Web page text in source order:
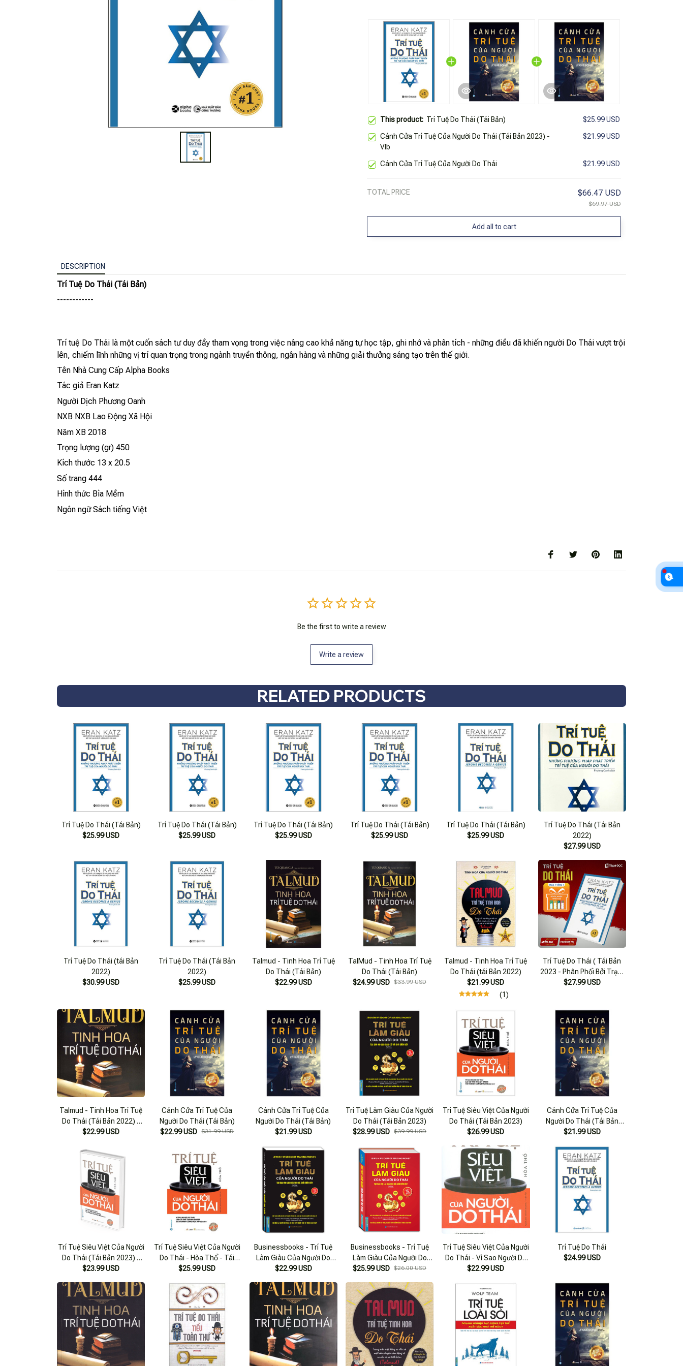
This product: Trí Tuệ Do Thái (Tái Bản) $25.99 USD
Cánh Cửa Trí Tuệ Của Người Do Thái (Tái Bản 2023) -
Vlb
$21.99 USD
Cánh Cửa Trí Tuệ Của Người Do Thái $21.99 USD
TOTAL PRICE $66.47 USD
$69.97 USD
Add all to cart
DESCRIPTION
Trí Tuệ Do Thái (Tái Bản)
------------
Trí tuệ Do Thái là một cuốn sách tư duy đầy tham vọng trong việc nâng cao khả năng tự học tập, ghi nhớ và phân tích - những điều đã khiến người Do Thái vượt trội
lên, chiếm lĩnh những vị trí quan trọng trong ngành truyền thông, ngân hàng và những giải thưởng sáng tạo trên thế giới.
Tên Nhà Cung Cấp Alpha Books
Tác giả Eran Katz
Người Dịch Phương Oanh
NXB NXB Lao Động Xã Hội
Năm XB 2018
Trọng lượng (gr) 450
Kích thước 13 x 20.5
Số trang 444
Hình thức Bìa Mềm
Ngôn ngữ Sách tiếng Việt
Be the first to write a review
Write a review
RELATED PRODUCTS
Trí Tuệ Do Thái (Tái Bản)
$25.99 USD
Trí Tuệ Do Thái (Tái Bản)
$25.99 USD
Trí Tuệ Do Thái (Tái Bản)
$25.99 USD
Trí Tuệ Do Thái (Tái Bản)
$25.99 USD
Trí Tuệ Do Thái (Tái Bản)
$25.99 USD
Trí Tuệ Do Thái (Tái Bản
2022)
$27.99 USD
Trí Tuệ Do Thái (tái Bản
2022)
$30.99 USD
Trí Tuệ Do Thái (Tái Bản
2022)
$25.99 USD
Talmud - Tinh Hoa Trí Tuệ
Do Thái (Tái Bản)
$22.99 USD
TalMud - Tinh Hoa Trí Tuệ
Do Thái (Tái Bản)
$24.99 USD $33.99 USD
Talmud - Tinh Hoa Trí Tuệ
Do Thái (tái Bản 2022)
$21.99 USD
(1)
Trí Tuệ Do Thái ( Tái Bản
2023 - Phân Phối Bởi Trạm
Đọc )
$27.99 USD
Talmud - Tinh Hoa Trí Tuệ
Do Thái (Tái Bản 2022) -
Từ Quang Á - Tiến Thành &
$22.99 USD
Cánh Cửa Trí Tuệ Của
Người Do Thái (Tái Bản)
$22.99 USD
$31.99 USD
Cánh Cửa Trí Tuệ Của
Người Do Thái (Tái Bản)
$21.99 USD
Trí Tuệ Làm Giàu Của Người
Do Thái (Tái Bản 2023)
$28.99 USD $39.99 USD
Trí Tuệ Siêu Việt Của Người
Do Thái (Tái Bản 2023)
$26.99 USD
Cánh Cửa Trí Tuệ Của
Người Do Thái (Tái Bản
2023) - Vlb
$21.99 USD
Trí Tuệ Siêu Việt Của Người
Do Thái (Tái Bản 2023) -
Hòa Thổ
$23.99 USD
Trí Tuệ Siêu Việt Của Người
Do Thái - Hòa Thổ - Tái
Bản - (Bìa Mềm)
$25.99 USD
Businessbooks - Trí Tuệ
Làm Giàu Của Người Do
Thái - Tại Sao Họ Lại Giàu
- Tái Bản
$22.99 USD
Businessbooks - Trí Tuệ
Làm Giàu Của Người Do
Thái- Tại Sao Họ Lại Giàu
- Tái Bản
$25.99 USD $26.00 USD
Trí Tuệ Siêu Việt Của Người
Do Thái - Vì Sao Người Do
Thái Lại Có Thể Thành
Rỡ Đến Vậy? (Tái Bản 2023)
$22.99 USD
Trí Tuệ Do Thái
$24.99 USD